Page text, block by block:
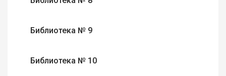
Библиотека № 9
Библиотека № 10